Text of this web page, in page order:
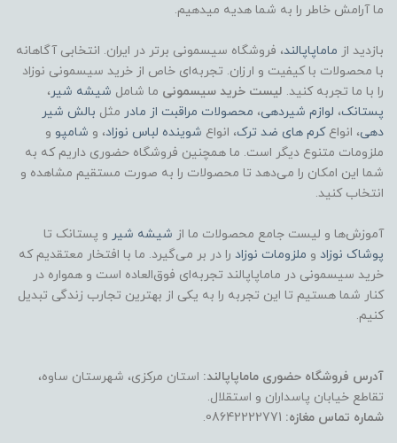
ما آرامش خاطر را به شما هدیه میدهیم.
بازدید از ماماپاپالند، فروشگاه سیسمونی برتر در ایران. انتخابی آگاهانه
با محصولات با کیفیت و ارزان. تجربه‌ای خاص از خرید سیسمونی نوزاد
را با ما تجربه کنید. لیست خرید سیسمونی ما شامل شیشه شیر،
پستانک، لوازم شیردهی، محصولات مراقبت از مادر مثل بالش شیر
دهی، انواعکرم های ضد ترک، انواع شوینده لباس نوزاد، و شامپو و
ملزومات متنوع دیگر است. ما همچنین فروشگاه حضوری داریم که به
شما این امکان را می‌دهد تا محصولات را به صورت مستقیم مشاهده و
انتخاب کنید.
آموزش‌ها و لیست جامع محصولات ما از شیشه شیر و پستانک تا
پوشاک نوزاد و ملزومات نوزاد را در بر می‌گیرد. ما با افتخار معتقدیم که
خرید سیسمونی در ماماپاپالند تجربه‌ای فوق‌العاده است و همواره در
کنار شما هستیم تا این تجربه را به یکی از بهترین تجارب زندگی تبدیل
کنیم.
آدرس فروشگاه حضوری ماماپاپالند: استان مرکزی، شهرستان ساوه،
تقاطع خیابان پاسداران و استقلال.
شماره تماس مغازه: